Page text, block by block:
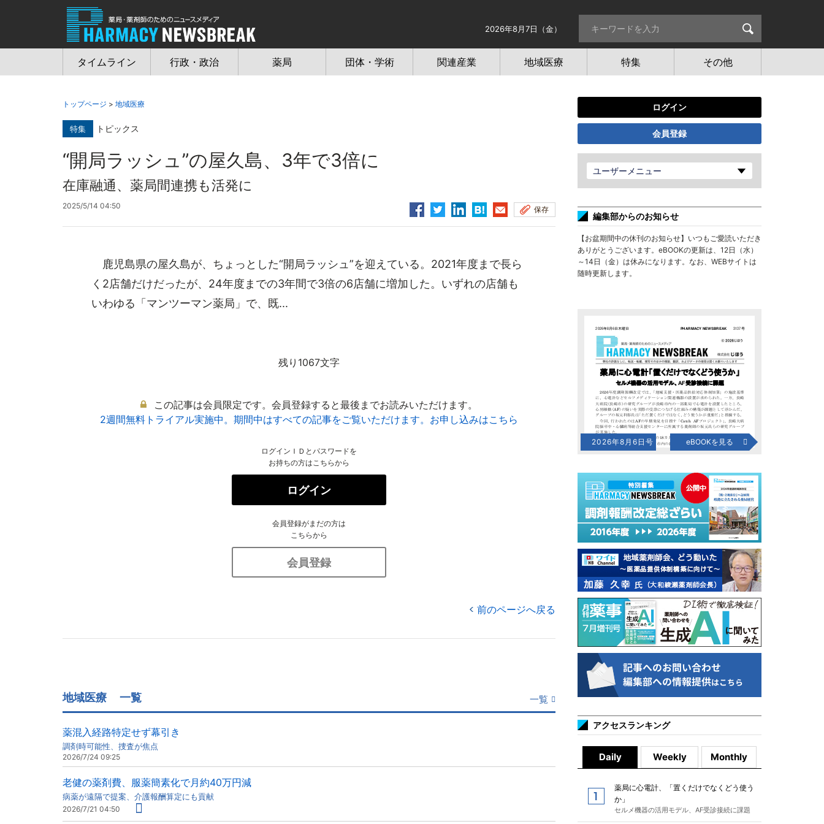
2026年8月7日（金）
タイムライン 行政・政治 薬局 団体・学術 関連産業 地域医療 特集 その他
トップページ > 地域医療
特集 トピックス
“開局ラッシュ”の屋久島、3年で3倍に
在庫融通、薬局間連携も活発に
2025/5/14 04:50 保存
鹿児島県の屋久島が、ちょっとした“開局ラッシュ”を迎えている。2021年度まで長ら
く2店舗だけだったが、24年度までの3年間で3倍の6店舗に増加した。いずれの店舗も
いわゆる「マンツーマン薬局」で、既...
残り1067文字
この記事は会員限定です。会員登録すると最後までお読みいただけます。
2週間無料トライアル実施中。期間中はすべての記事をご覧いただけます。お申し込みはこちら
ログインＩＤとパスワードを
お持ちの方はこちらから
ログイン
会員登録がまだの方は
こちらから
会員登録
前のページへ戻る
地域医療 一覧 一覧
薬混入経路特定せず幕引き
調剤時可能性、捜査が焦点
2026/7/24 09:25
老健の薬剤費、服薬簡素化で月約40万円減
病薬が遠隔で提案、介護報酬算定にも貢献
2026/7/21 04:50
ログイン
会員登録
ユーザーメニュー
編集部からのお知らせ
【お盆期間中の休刊のお知らせ】いつもご愛読いただき
ありがとうございます。eBOOKの更新は、12日（水）
～14日（金）は休みになります。なお、WEBサイトは
随時更新します。
2026年8月6日号 eBOOKを見る
アクセスランキング
Daily Weekly Monthly
薬局に心電計、「置くだけでなくどう使う
か」
セルメ機器の活用モデル、AF受診接続に課題